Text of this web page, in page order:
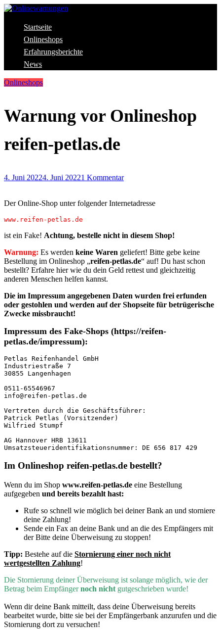
Skip
content
Onlinewarnungen
Aktuelle Warnungen vor Gefahren im Internet
Startseite
Onlineshops
Erfahrungsberichte
News
Onlineshops
Warnung vor Onlineshop
reifen-petlas.de
4. Juni 20224. Juni 20221 Kommentar
Der Online-Shop unter folgender Internetadresse
www.reifen-petlas.de
ist ein Fake! Achtung, bestelle nicht in diesem Shop!
Warnung: Es werden keine Waren geliefert! Bitte gebe keine
Bestellung im Onlineshop „reifen-petlas.de“ auf! Du hast schon
bestellt? Erfahre hier wie du dein Geld rettest und gleichzeitig
anderen Menschen helfen kannst.
Die im Impressum angegebenen Daten wurden frei erfunden
oder gestohlen und werden auf der Shopseite für betrügerische
Zwecke missbraucht!
Impressum des Fake-Shops (https://reifen-
petlas.de/impressum):
Petlas Reifenhandel GmbH
Industriestraße 7
30855 Langenhagen
0511-65546967
info@reifen-petlas.de
Vertreten durch die Geschäftsführer:
Patrick Petlas (Vorsitzender)
Wilfried Stumpf
AG Hannover HRB 13611
Umsatzsteueridentifikationsnummer: DE 656 817 429
Im Onlineshop reifen-petlas.de bestellt?
Wenn du im Shop www.reifen-petlas.de eine Bestellung
aufgegeben und bereits bezahlt hast:
Rufe so schnell wie möglich bei deiner Bank an und storniere
deine Zahlung!
Sende ein Fax an deine Bank und an die des Empfängers mit
der Bitte deine Überweisung zu stoppen!
Tipp: Bestehe auf die Stornierung einer noch nicht
wertgestellten Zahlung!
Die Stornierung deiner Überweisung ist solange möglich, wie der
Betrag beim Empfängernoch nicht gutgeschrieben wurde!
Wenn dir deine Bank mitteilt, dass deine Überweisung bereits
bearbeitet wurde, bitte sie bei der Empfängerbank anzurufen und die
Stornierung dort zu versuchen!